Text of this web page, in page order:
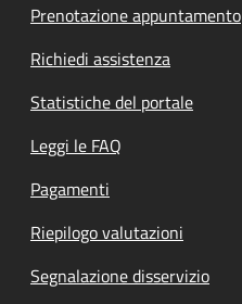
Prenotazione appuntamento
Richiedi assistenza
Statistiche del portale
Leggi le FAQ
Pagamenti
Riepilogo valutazioni
Segnalazione disservizio